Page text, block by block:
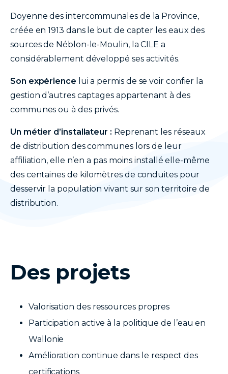
Doyenne des intercommunales de la Province,
créée en 1913 dans le but de capter les eaux des
sources de Néblon-le-Moulin, la CILE a
considérablement développé ses activités.
Son expérience lui a permis de se voir confier la
gestion d’autres captages appartenant à des
communes ou à des privés.
Un métier d’installateur : Reprenant les réseaux
de distribution des communes lors de leur
affiliation, elle n’en a pas moins installé elle-même
des centaines de kilomètres de conduites pour
desservir la population vivant sur son territoire de
distribution.
Des projets
Valorisation des ressources propres
Participation active à la politique de l’eau en
Wallonie
Amélioration continue dans le respect des
certifications